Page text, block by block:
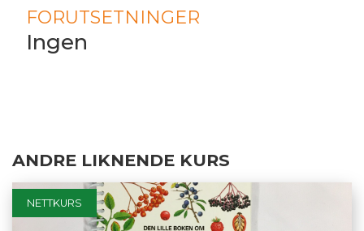
FORUTSETNINGER
Ingen
ANDRE LIKNENDE KURS
NETTKURS